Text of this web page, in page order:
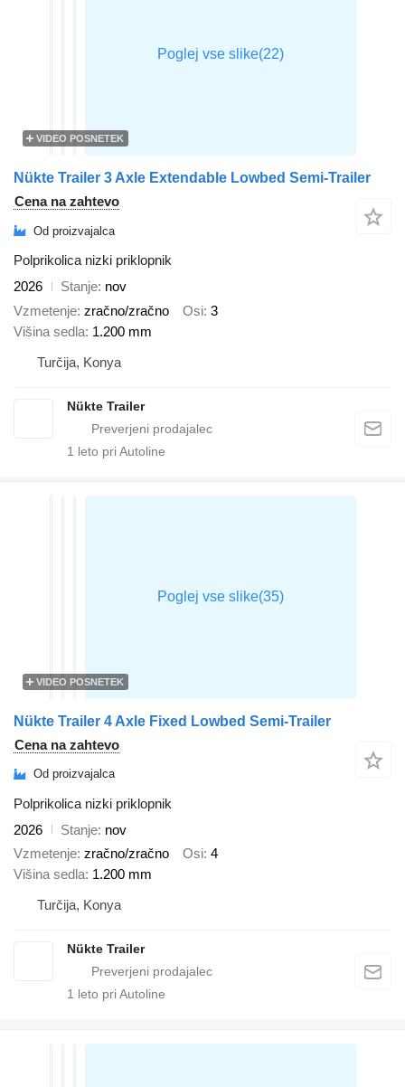
VIDEO POSNETEK
Nükte Trailer 3 Axle Extendable Lowbed Semi-Trailer
Cena na zahtevo
Od proizvajalca
Polprikolica nizki priklopnik
2026
Stanje nov
Vzmetenje zračno/zračno Osi 3
Višina sedla 1.200 mm
Turčija, Konya
Nükte Trailer
1 leto pri Autoline
VIDEO POSNETEK
Nükte Trailer 4 Axle Fixed Lowbed Semi-Trailer
Cena na zahtevo
Od proizvajalca
Polprikolica nizki priklopnik
2026
Stanje nov
Vzmetenje zračno/zračno Osi 4
Višina sedla 1.200 mm
Turčija, Konya
Nükte Trailer
1 leto pri Autoline